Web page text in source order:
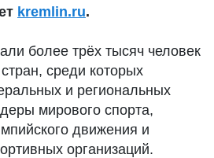
kremlin.ru.
более трёх тысяч человек
среди которых
и региональных
мирового спорта,
движения и
организаций.